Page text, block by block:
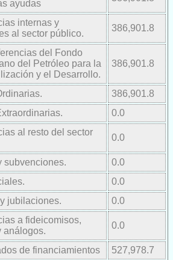
ayudas
internas y
al sector público.
386,901.8
del Fondo
del Petróleo para la
y el Desarrollo.
386,901.8
386,901.8
0.0
al resto del sector
0.0
subvenciones.
0.0
0.0
jubilaciones. 0.0
a fideicomisos,
análogos.
0.0
de financiamientos
527,978.7